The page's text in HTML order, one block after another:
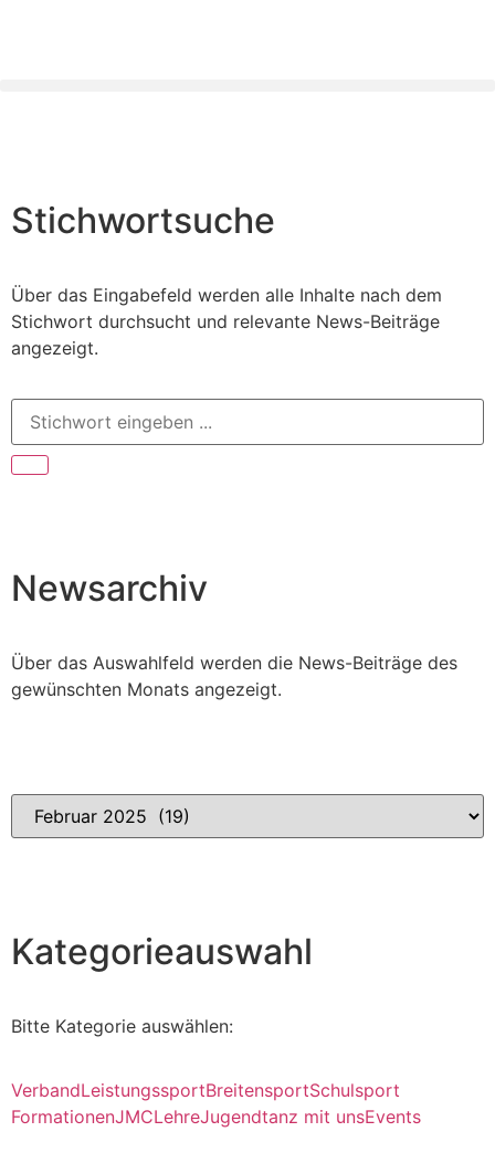
Stichwortsuche
Über das Eingabefeld werden alle Inhalte nach dem
Stichwort durchsucht und relevante News-Beiträge
angezeigt.
Newsarchiv
Über das Auswahlfeld werden die News-Beiträge des
gewünschten Monats angezeigt.
Kategorieauswahl
Bitte Kategorie auswählen:
VerbandLeistungssportBreitensportSchulsport
FormationenJMCLehreJugendtanz mit unsEvents